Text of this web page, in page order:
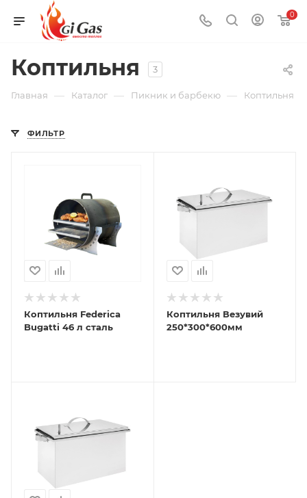
0
Коптильня 3
Главная — Каталог — Пикник и барбекю — Коптильня
ФИЛЬТР
Коптильня Federica
Bugatti 46 л сталь
Коптильня Везувий
250*300*600мм